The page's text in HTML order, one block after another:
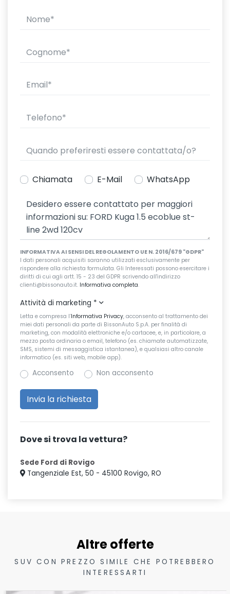
Chiamata E-Mail WhatsApp
INFORMATIVA AI SENSI DEL REGOLAMENTO UE N. 2016/679 "GDPR"
I dati personali acquisiti saranno utilizzati esclusivamente per
rispondere alla richiesta formulata. Gli Interessati possono esercitare i
diritti di cui agli artt. 15 - 23 del GDPR scrivendo all'indirizzo
clienti@bissonauto.it. Informativa completa.
Attività di marketing *
Letta e compresa l’Informativa Privacy, acconsento al trattamento dei
miei dati personali da parte di BissonAuto S.p.A. per finalità di
marketing, con modalità elettroniche e/o cartacee, e, in particolare, a
mezzo posta ordinaria o email, telefono (es. chiamate automatizzate,
SMS, sistemi di messaggistica istantanea), e qualsiasi altro canale
informatico (es. siti web, mobile app).
Acconsento Non acconsento
Dove si trova la vettura?
Sede Ford di Rovigo
Tangenziale Est, 50 - 45100 Rovigo, RO
Altre offerte
SUV CON PREZZO SIMILE CHE POTREBBERO
INTERESSARTI